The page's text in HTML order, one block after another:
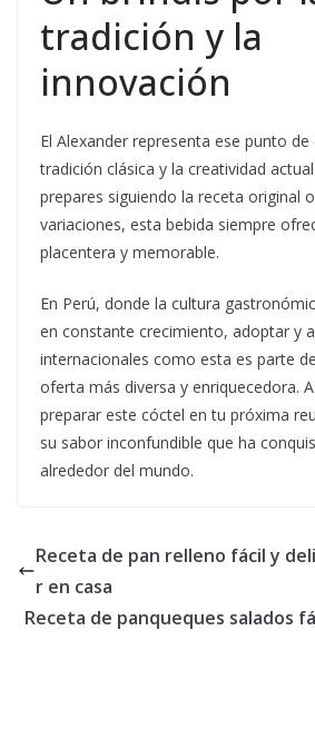
tradición y la
innovación
El Alexander representa ese punto
tradición clásica y la creatividad
prepares siguiendo la receta original
variaciones, esta bebida siempre
placentera y memorable.
En Perú, donde la cultura
en constante crecimiento, adoptar y
internacionales como esta es parte
oferta más diversa y enriquecedora.
preparar este cóctel en tu próxima
su sabor inconfundible que ha
alrededor del mundo.
Receta de pan relleno fácil y
r en casa
Receta de panqueques salados